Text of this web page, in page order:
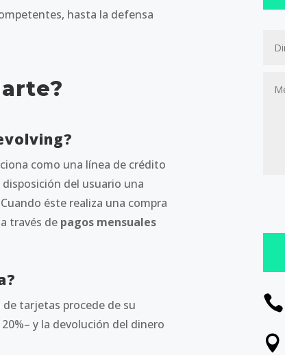
hasta la defensa
como una línea de crédito
del usuario una
éste realiza una compra
través de pagos mensuales
tarjetas procede de su
y la devolución del dinero

